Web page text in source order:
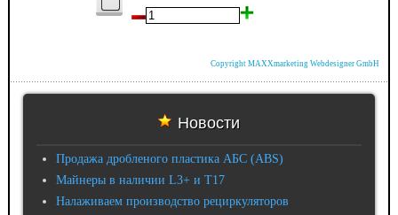
Copyright MAXXmarketing Webdesigner GmbH
Новости
Продажа дробленого пластика АБС (ABS)
Майнеры в наличии L3+ и T17
Налаживаем производство рециркуляторов